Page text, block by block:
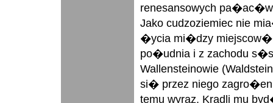
renesansowych
Jako cudzoziemiec nie
�ycia mi�dzy
po�udnia i z zachodu
Wallensteinowie
si� przez niego
temu wyraz. Kradli mu